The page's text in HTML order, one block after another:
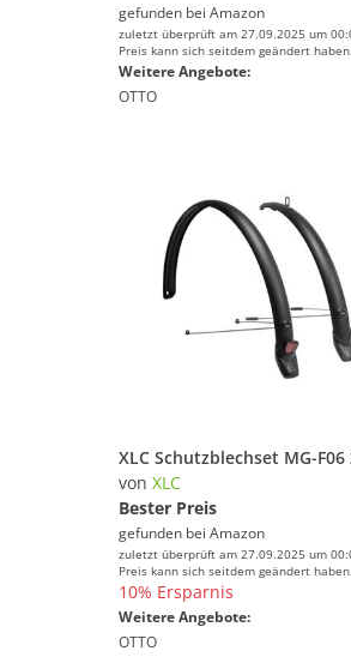
gefunden bei Amazon
zuletzt überprüft am 27.09.2025 um
Preis kann sich seitdem geändert haben.
Weitere Angebote:
OTTO
von XLC
Bester Preis
gefunden bei Amazon
zuletzt überprüft am 27.09.2025 um
Preis kann sich seitdem geändert haben.
10% Ersparnis
Weitere Angebote:
OTTO